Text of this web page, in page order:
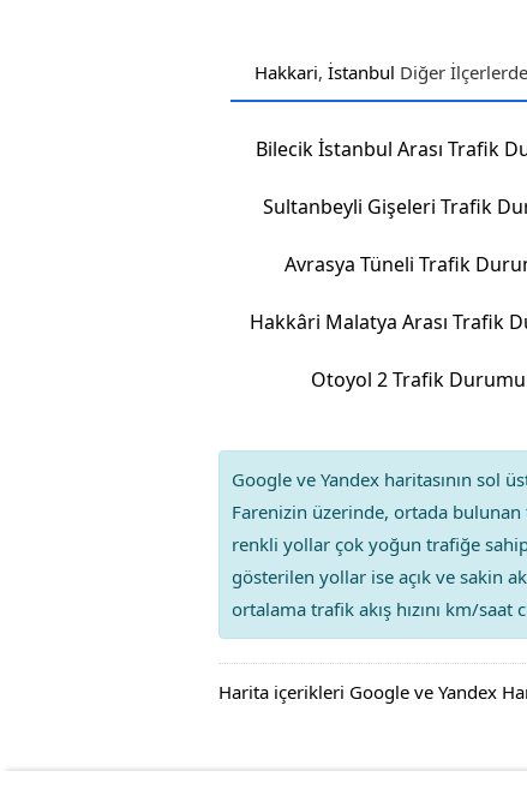
Hakkari, İstanbul Diğer
Bilecik İstanbul Arası Trafik
Sultanbeyli Gişeleri Trafik
Avrasya Tüneli Trafik
Hakkâri Malatya Arası Trafik
Otoyol 2 Trafik Durumu
Google ve Yandex haritasının sol
Farenizin üzerinde, ortada
renkli yollar çok yoğun trafiğe
gösterilen yollar ise açık ve sakin
ortalama trafik akış hızını km/saat
Harita içerikleri Google ve Yandex